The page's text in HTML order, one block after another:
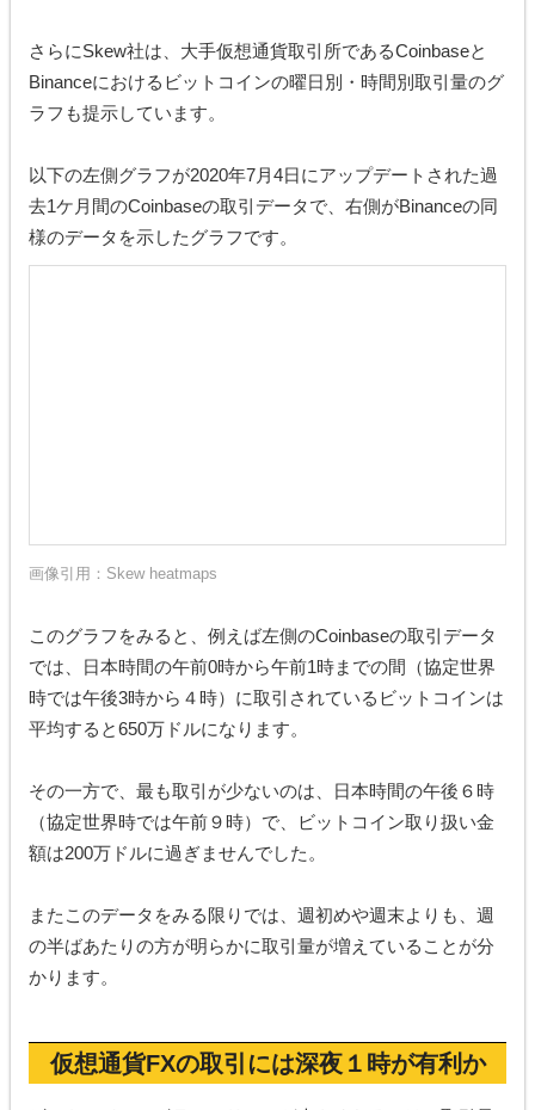
さらにSkew社は、大手仮想通貨取引所であるCoinbaseと
Binanceにおけるビットコインの曜日別・時間別取引量のグ
ラフも提示しています。
以下の左側グラフが2020年7月4日にアップデートされた過
去1ケ月間のCoinbaseの取引データで、右側がBinanceの同
様のデータを示したグラフです。
画像引用： Skew heatmaps
このグラフをみると、例えば左側のCoinbaseの取引データ
では、日本時間の午前0時から午前1時までの間（協定世界
時では午後3時から４時）に取引されているビットコインは
平均すると650万ドルになります。
その一方で、最も取引が少ないのは、日本時間の午後６時
（協定世界時では午前９時）で、ビットコイン取り扱い金
額は200万ドルに過ぎませんでした。
またこのデータをみる限りでは、週初めや週末よりも、週
の半ばあたりの方が明らかに取引量が増えていることが分
かります。
仮想通貨FXの取引には深夜１時が有利か